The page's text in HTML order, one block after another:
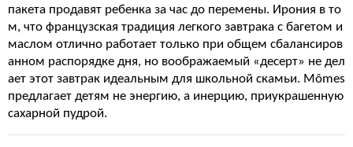
пакета продавят ребенка за час до перемены. Ирония в то
м, что французская традиция легкого завтрака с багетом и
маслом отлично работает только при общем сбалансиров
анном распорядке дня, но воображаемый «десерт» не дел
ает этот завтрак идеальным для школьной скамьи. Mômes
предлагает детям не энергию, а инерцию, приукрашенную
сахарной пудрой.